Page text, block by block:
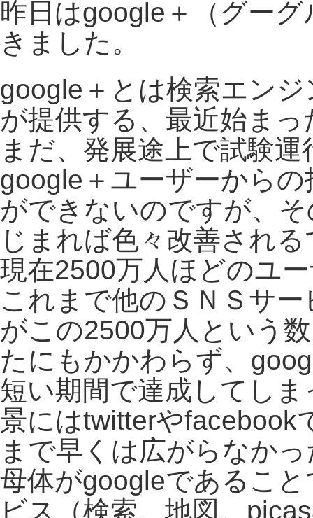
昨日はgoogle＋（グー
きました。
google＋とは検索エン
が提供する、最近始ま
まだ、発展途上で試験
google＋ユーザーから
ができないのですが、
じまれば色々改善され
現在2500万人ほどのユ
これまで他のＳＮＳサ
がこの2500万人という
たにもかかわらず、
短い期間で達成してし
景にはtwitterやfacebook
まで早くは広がらなか
母体がgoogleであるこ
ビス（検索、地図、